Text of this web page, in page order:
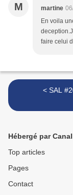
M martine
En voila
faire celui
< SAL
Hébergé par
Top articles
Pages
Contact